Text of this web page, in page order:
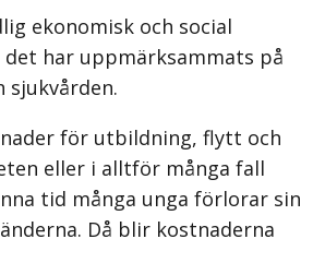
ekonomisk och social
har uppmärksammats på
för utbildning, flytt och
eller i alltför många fall
tid många unga förlorar sin
Då blir kostnaderna